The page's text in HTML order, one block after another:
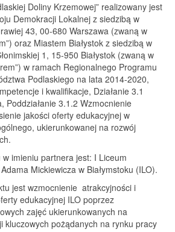
Doliny Krzemowej” realizowany jest
Demokracji Lokalnej z siedzibą w
43, 00-680 Warszawa (zwaną w
oraz Miastem Białystok z siedzibą w
1, 15-950 Białystok (zwaną w
w ramach Regionalnego Programu
Podlaskiego na lata 2014-2020,
i kwalifikacje, Działanie 3.1
Poddziałanie 3.1.2 Wzmocnienie
jakości oferty edukacyjnej w
ukierunkowanej na rozwój
imieniu partnera jest: I Liceum
Mickiewicza w Białymstoku (ILO).
jest wzmocnienie atrakcyjności i
edukacyjnej ILO poprzez
zajęć ukierunkowanych na
kluczowych pożądanych na rynku pracy